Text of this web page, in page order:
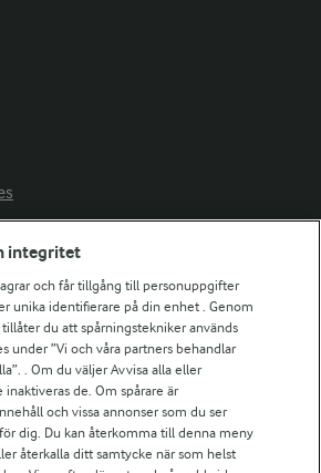
integritet
och får tillgång till personuppgifter
unika identifierare på din enhet . Genom
tillåter du att spårningstekniker används
under ”Vi och våra partners behandlar
. Om du väljer Avvisa alla eller
de. Om spårare är
och vissa annonser som du ser
dig. Du kan återkomma till denna meny
återkalla ditt samtycke när som helst